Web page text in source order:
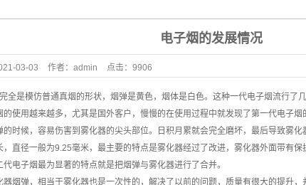
电子烟的发展情况
03-03 作者： admin 点击： 9906
全是模仿普通真烟的形状，烟弹是黄色，烟体是白色。这种一代电子烟流行了
使用越来越多，尤其是国外客户，慢慢的在使用过程中就发现了第一代电子
时候，容易伤害到雾化器的尖头部位。日积月累就会完全磨坏，最后导致雾化
直径一般为9.25毫米，最主要的特点是雾化器经过了改进，雾化器外面带有
电子烟最为显著的特点就是把烟弹与雾化器进行了合并。
烟弹，相当于雾化器也是一次性的，解决了以前的问题，质量有很大的提升，